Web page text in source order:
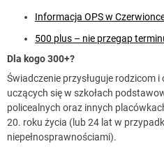
Informacja OPS w
500 plus – nie przegap
Dla kogo 300+?
Świadczenie przysługuje rodzicom i
uczących się w szkołach
policealnych oraz innych
20. roku życia (lub 24 lat w
niepełnosprawnościami).